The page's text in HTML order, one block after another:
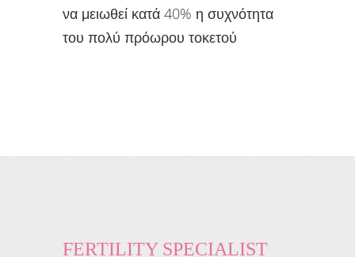
να μειωθεί κατά 40% η συχνότητα
του πολύ πρόωρου τοκετού
FERTILITY SPECIALIST